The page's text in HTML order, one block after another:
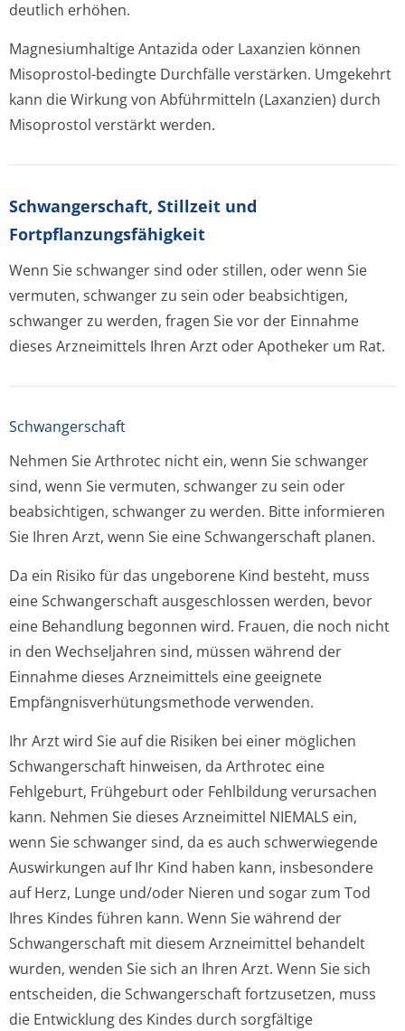
deutlich erhöhen.
Magnesiumhaltige Antazida oder Laxanzien können
Misoprostol-bedingte Durchfälle verstärken. Umgekehrt
kann die Wirkung von Abführmitteln (Laxanzien) durch
Misoprostol verstärkt werden.
Schwangerschaft, Stillzeit und
Fortpflanzungsfähig­keit
Wenn Sie schwanger sind oder stillen, oder wenn Sie
vermuten, schwanger zu sein oder beabsichtigen,
schwanger zu werden, fragen Sie vor der Einnahme
dieses Arzneimittels Ihren Arzt oder Apotheker um Rat.
Schwangerschaft
Nehmen Sie Arthrotec nicht ein, wenn Sie schwanger
sind, wenn Sie vermuten, schwanger zu sein oder
beabsichtigen, schwanger zu werden. Bitte informieren
Sie Ihren Arzt, wenn Sie eine Schwangerschaft planen.
Da ein Risiko für das ungeborene Kind besteht, muss
eine Schwangerschaft ausgeschlossen werden, bevor
eine Behandlung begonnen wird. Frauen, die noch nicht
in den Wechseljahren sind, müssen während der
Einnahme dieses Arzneimittels eine geeignete
Empfängnisver­hütungsmethode verwenden.
Ihr Arzt wird Sie auf die Risiken bei einer möglichen
Schwangerschaft hinweisen, da Arthrotec eine
Fehlgeburt, Frühgeburt oder Fehlbildung verursachen
kann. Nehmen Sie dieses Arzneimittel NIEMALS ein,
wenn Sie schwanger sind, da es auch schwerwiegende
Auswirkungen auf Ihr Kind haben kann, insbesondere
auf Herz, Lunge und/oder Nieren und sogar zum Tod
Ihres Kindes führen kann. Wenn Sie während der
Schwangerschaft mit diesem Arzneimittel behandelt
wurden, wenden Sie sich an Ihren Arzt. Wenn Sie sich
entscheiden, die Schwangerschaft fortzusetzen, muss
die Entwicklung des Kindes durch sorgfältige